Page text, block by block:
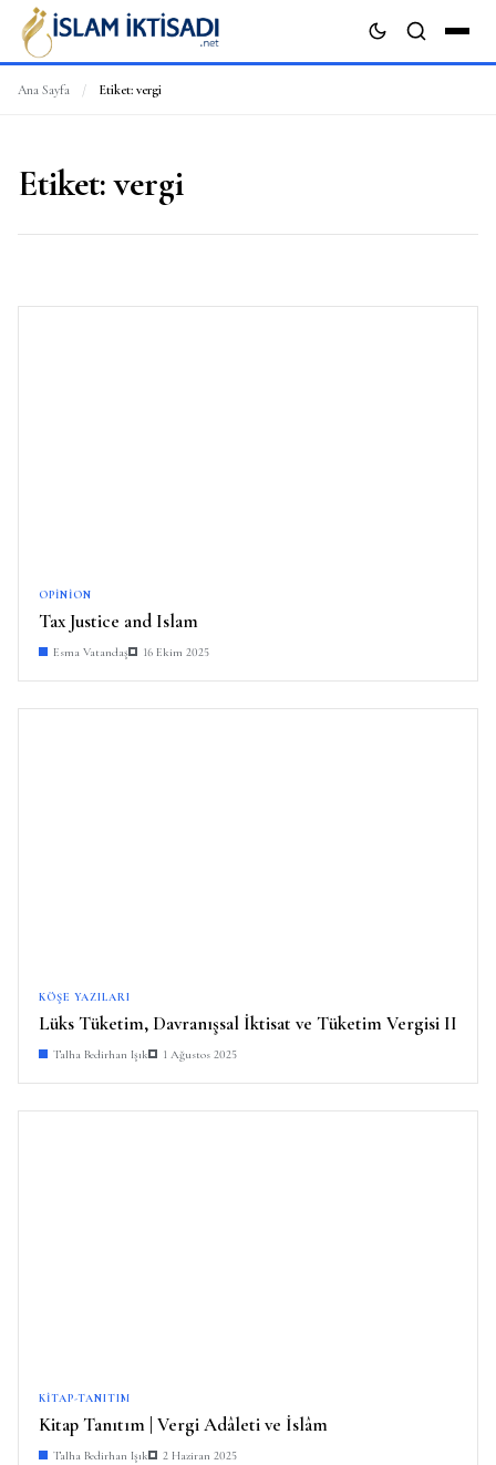
Ana Sayfa / Etiket: vergi
Etiket:vergi
OPINION
Tax Justice and Islam
Esma Vatandaş 16 Ekim 2025
KÖŞE YAZILARI
Lüks Tüketim, Davranışsal İktisat ve Tüketim Vergisi II
Talha Bedirhan Işık 1 Ağustos 2025
KITAP-TANITIM
Kitap Tanıtım | Vergi Adâleti ve İslâm
Talha Bedirhan Işık 2 Haziran 2025